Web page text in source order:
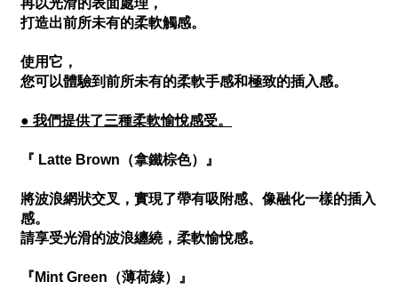
打造出前所未有的柔軟觸感。
使用它，
您可以體驗到前所未有的柔軟手感和極致的插入感。
● 我們提供了三種柔軟愉悅感受。
『 Latte Brown（拿鐵棕色）』
將波浪網狀交叉，實現了帶有吸附感、像融化一樣的插入
感。
請享受光滑的波浪纏繞，柔軟愉悅感。
『Mint Green（薄荷綠）』